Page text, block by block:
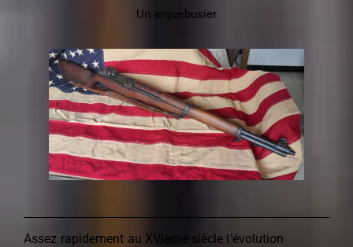
Un arquebusier
Assez rapidement au XVIème siècle l’évolution